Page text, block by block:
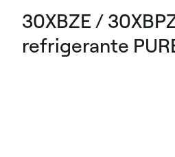
30XBZE /
refrigerante